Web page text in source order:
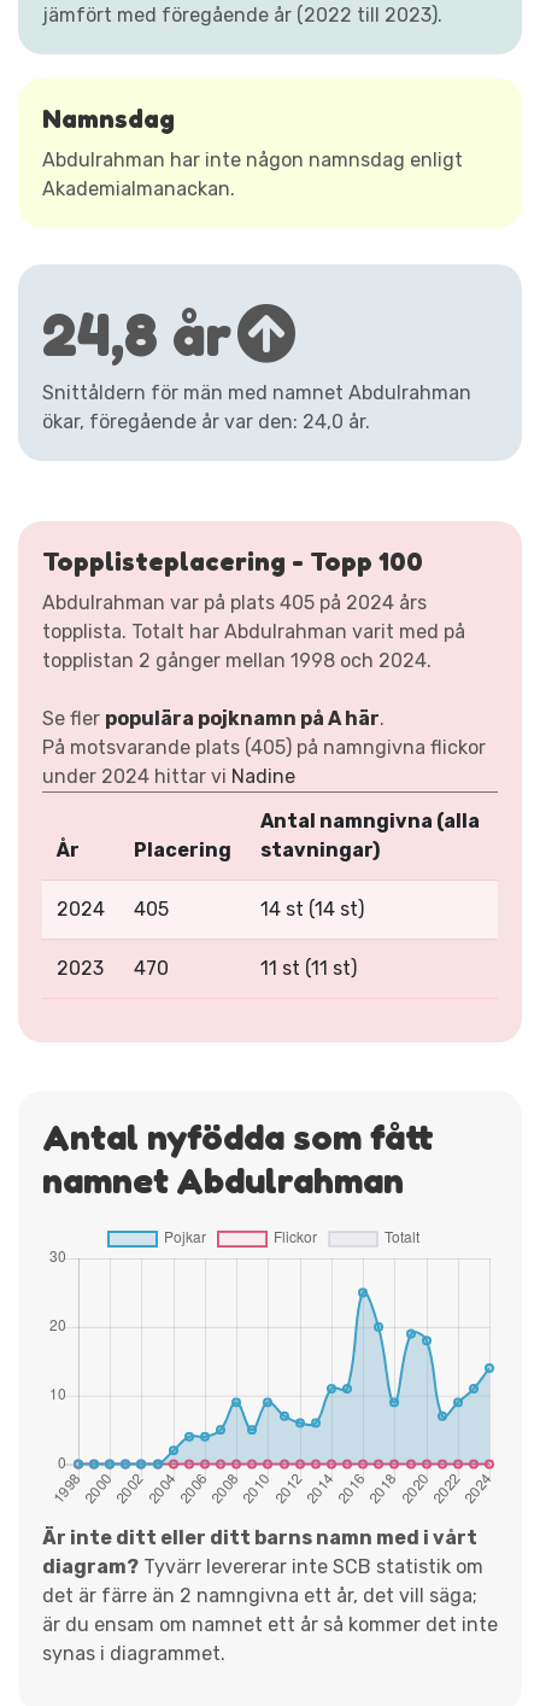
jämfört med föregående år (2022 till 2023).
Namnsdag
Abdulrahman har inte någon namnsdag enligt
Akademialmanackan.
24,8 år
Snittåldern för män med namnet Abdulrahman
ökar, föregående år var den: 24,0 år.
Topplisteplacering - Topp 100
Abdulrahman var på plats 405 på 2024 års
topplista. Totalt har Abdulrahman varit med på
topplistan 2 gånger mellan 1998 och 2024.
Se fler populära pojknamn på A här.
På motsvarande plats (405) på namngivna flickor
under 2024 hittar vi Nadine
År Placering
Antal namngivna (alla
stavningar)
2024 405 14 st (14 st)
2023 470 11 st (11 st)
Antal nyfödda som fått
namnet Abdulrahman
Är inte ditt eller ditt barns namn med i vårt
diagram? Tyvärr levererar inte SCB statistik om
det är färre än 2 namngivna ett år, det vill säga;
är du ensam om namnet ett år så kommer det inte
synas i diagrammet.